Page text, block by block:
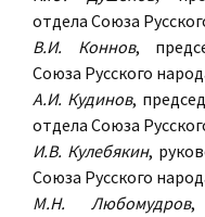
отдела Союза
В.И. Коннов,
Союза Русского
А.И. Кудинов,
отдела Союза
И.В. Кулебякин,
Союза Русского
М.Н. Любомудров,